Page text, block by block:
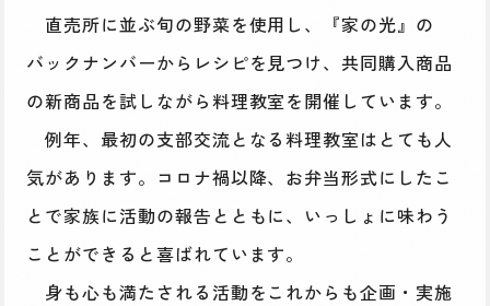
直売所に並ぶ旬の野菜を使用し、『家の光』の
バックナンバーからレシピを見つけ、共同購入商品
の新商品を試しながら料理教室を開催しています。
例年、最初の支部交流となる料理教室はとても人
気があります。コロナ禍以降、お弁当形式にしたこ
とで家族に活動の報告とともに、いっしょに味わう
ことができると喜ばれています。
身も心も満たされる活動をこれからも企画・実施